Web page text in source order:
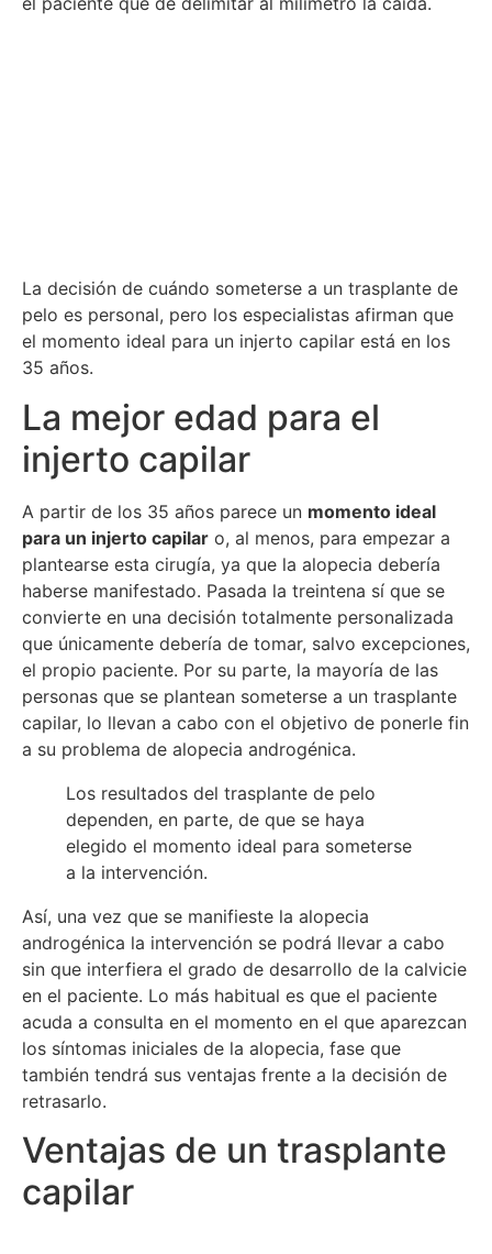
La decisión de cuándo someterse a un trasplante de
pelo es personal, pero los especialistas afirman que
el momento ideal para un injerto capilar está en los
35 años.
La mejor edad para el
injerto capilar
A partir de los 35 años parece un momento ideal
para un injerto capilar o, al menos, para empezar a
plantearse esta cirugía, ya que la alopecia debería
haberse manifestado. Pasada la treintena sí que se
convierte en una decisión totalmente personalizada
que únicamente debería de tomar, salvo excepciones,
el propio paciente. Por su parte, la mayoría de las
personas que se plantean someterse a un trasplante
capilar, lo llevan a cabo con el objetivo de ponerle fin
a su problema de alopecia androgénica.
Los resultados del trasplante de pelo
dependen, en parte, de que se haya
elegido el momento ideal para someterse
a la intervención.
Así, una vez que se manifieste la alopecia
androgénica la intervención se podrá llevar a cabo
sin que interfiera el grado de desarrollo de la calvicie
en el paciente. Lo más habitual es que el paciente
acuda a consulta en el momento en el que aparezcan
los síntomas iniciales de la alopecia, fase que
también tendrá sus ventajas frente a la decisión de
retrasarlo.
Ventajas de un trasplante
capilar